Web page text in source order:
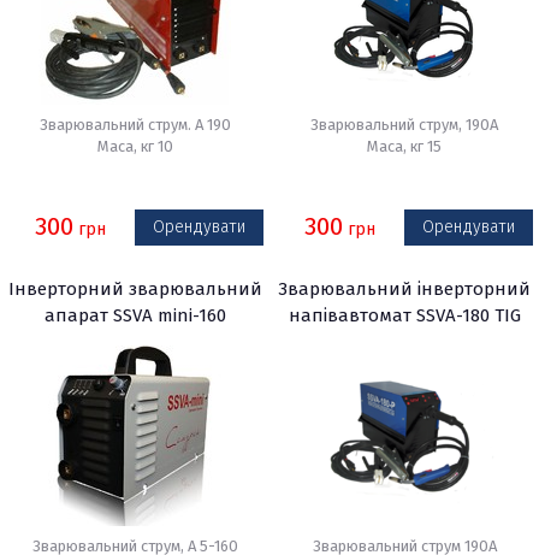
Зварювальний струм. A 190
Маса, кг 10
300 грн Орендувати
Зварювальний струм, 190A
Маса, кг 15
300 грн Орендувати
Інверторний зварювальний
апарат SSVA mini-160
Зварювальний струм, А 5-160
Зварювальний інверторний
напівавтомат SSVA-180 TIG
Зварювальний струм 190А